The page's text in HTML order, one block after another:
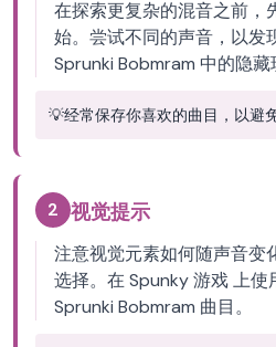
在探索更复杂的混音之前，
始。尝试不同的声音，以发
Sprunki Bobmram 中的隐藏
💡经常保存你喜欢的曲目，以避
2 视觉提示
注意视觉元素如何随声音变
选择。在 Spunky 游戏 上使
Sprunki Bobmram 曲目。